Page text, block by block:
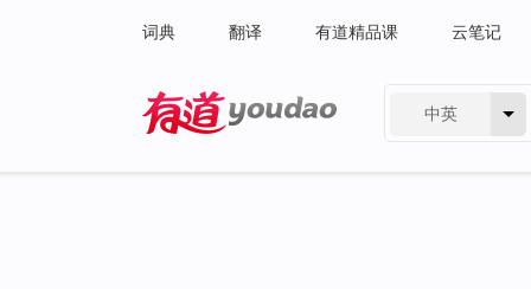
词典 翻译 有道精品课 云笔记
中英